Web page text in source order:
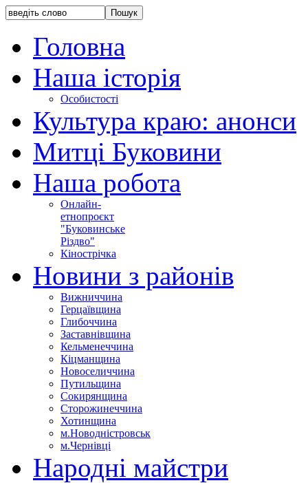
Головна
Наша історія
Особистості
Культура краю: анонси
Митці Буковини
Наша робота
Онлайн-
етнопроєкт
"Буковинське
Різдво"
Кінострічка
Новини з районів
Вижниччина
Герцаївщина
Глибоччина
Заставнівщина
Кельменеччина
Кіцманщина
Новоселиччина
Путильщина
Сокирянщина
Сторожинеччина
Хотинщина
м.Новодністровськ
м.Чернівці
Народні майстри